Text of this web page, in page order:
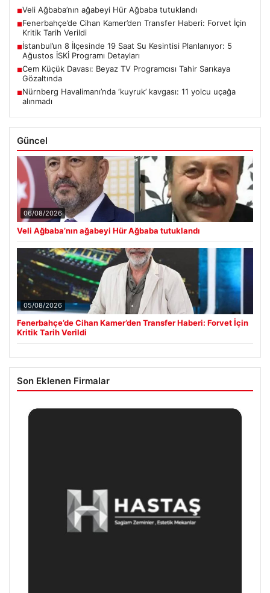
■Veli Ağbaba’nın ağabeyi Hür Ağbaba tutuklandı
■Fenerbahçe’de Cihan Kamer’den Transfer Haberi: Forvet İçin
Kritik Tarih Verildi
■İstanbul’un 8 İlçesinde 19 Saat Su Kesintisi Planlanıyor: 5
Ağustos İSKİ Programı Detayları
■Cem Küçük Davası: Beyaz TV Programcısı Tahir Sarıkaya
Gözaltında
■Nürnberg Havalimanı’nda ‘kuyruk’ kavgası: 11 yolcu uçağa
alınmadı
Güncel
06/08/2026
Veli Ağbaba’nın ağabeyi Hür Ağbaba tutuklandı
05/08/2026
Fenerbahçe’de Cihan Kamer’den Transfer Haberi: Forvet İçin
Kritik Tarih Verildi
Son Eklenen Firmalar